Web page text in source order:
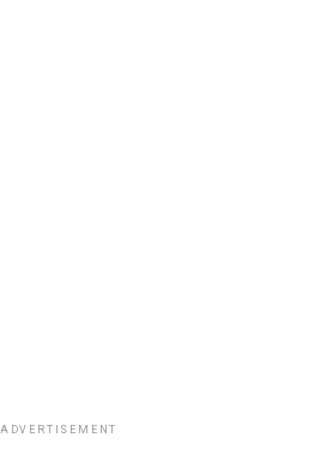
ADVERTISEMENT